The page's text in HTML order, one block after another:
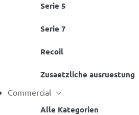
Serie 5
Serie 7
Recoil
Zusaetzliche ausruestung
Commercial
Alle Kategorien